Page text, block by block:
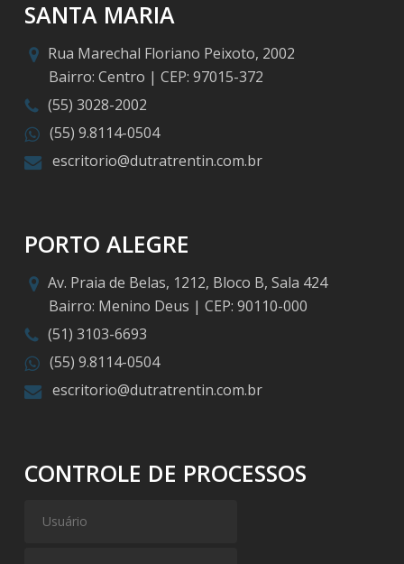
SANTA MARIA
Rua Marechal Floriano Peixoto, 2002
Bairro: Centro | CEP: 97015-372
(55) 3028-2002
(55) 9.8114-0504
escritorio@dutratrentin.com.br
PORTO ALEGRE
Av. Praia de Belas, 1212, Bloco B, Sala 424
Bairro: Menino Deus | CEP: 90110-000
(51) 3103-6693
(55) 9.8114-0504
escritorio@dutratrentin.com.br
CONTROLE DE PROCESSOS